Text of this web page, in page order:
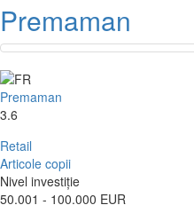
Premaman
Premaman
3.6
Retail
Articole copii
Nivel investiție
50.001 - 100.000 EUR